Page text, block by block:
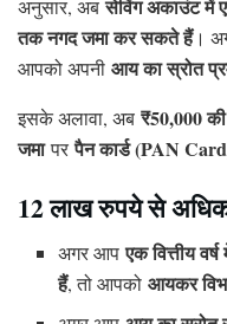
अनुसार, अबसेविंग अकाउंट में
तक नगद जमा कर सकते हैं।
आपको अपनी आय का स्रोत
इसके अलावा, अब ₹50,000
जमापरपैन कार्ड (PAN
12 लाख रुपये से
अगर आपएक वित्तीय
हैं, तो आपकोआयकर